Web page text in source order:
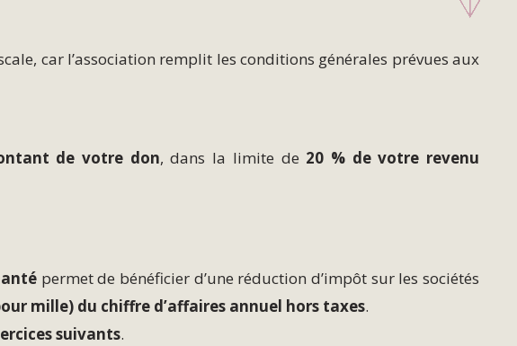
car l’association remplit les conditions générales prévues aux
de votre don, dans la limite de 20 % de votre revenu
permet de bénéficier d’une réduction d’impôt sur les sociétés
mille) du chiffre d’affaires annuel hors taxes.
suivants.